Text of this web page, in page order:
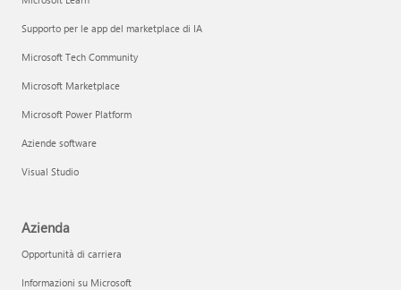
Supporto per le app del marketplace di IA
Microsoft Tech Community
Microsoft Marketplace
Microsoft Power Platform
Aziende software
Visual Studio
Azienda
Opportunità di carriera
Informazioni su Microsoft